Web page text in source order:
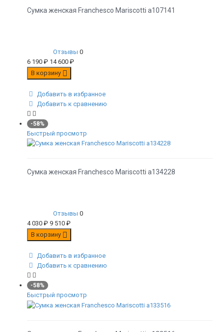
Сумка женская Franchesco Mariscotti а107141
Отзывы 0
6 190 ₽ 14 600 ₽
В корзину
Добавить в избранное
Добавить к сравнению
-58%
Быстрый просмотр
Сумка женская Franchesco Mariscotti а134228
Отзывы 0
4 030 ₽ 9 510 ₽
В корзину
Добавить в избранное
Добавить к сравнению
-58%
Быстрый просмотр